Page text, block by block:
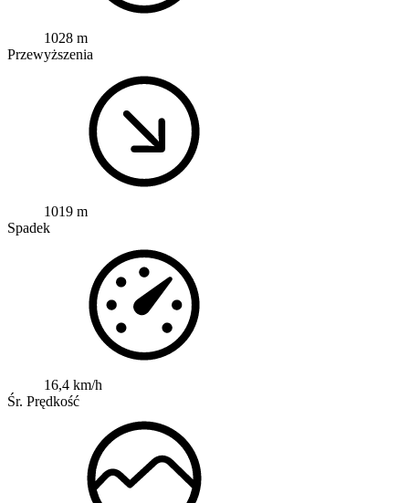
1028 m
Przewyższenia
1019 m
Spadek
16,4 km/h
Śr. Prędkość